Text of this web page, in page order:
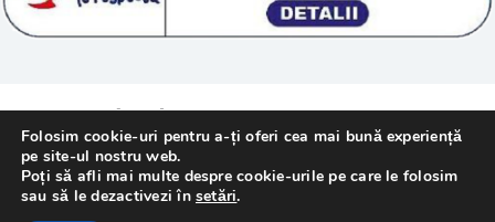
© 2011 – [year] Fundatia Simile. Toate drepturile
rezervate.
Realizat cu de
Folosim cookie-uri pentru a-ți oferi cea mai bună experiență
pe site-ul nostru web.
Poți să afli mai multe despre cookie-urile pe care le folosim
sau să le dezactivezi în setări.